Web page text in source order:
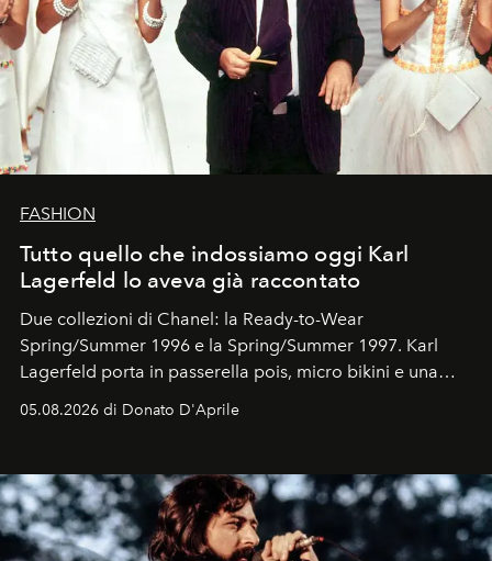
FASHION
Tutto quello che indossiamo oggi Karl
Lagerfeld lo aveva già raccontato
Due collezioni di Chanel: la Ready-to-Wear
Spring/Summer 1996 e la Spring/Summer 1997. Karl
Lagerfeld porta in passerella pois, micro bikini e una
Kate, Claudia e Carla una dietro l'altra. Trent'anni dopo,
uno dei documenti più contemporanei che abbiamo.
05.08.2026 di Donato D'Aprile